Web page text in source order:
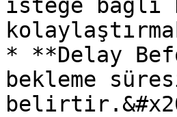
isteğe bağlı
* **Delay
bekleme